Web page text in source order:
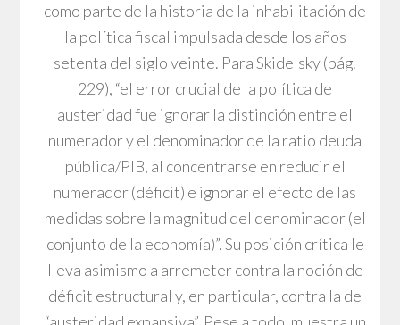
como parte de la historia de la inhabilitación de
la política fiscal impulsada desde los años
setenta del siglo veinte. Para Skidelsky (pág.
229), “el error crucial de la política de
austeridad fue ignorar la distinción entre el
numerador y el denominador de la ratio deuda
pública/PIB, al concentrarse en reducir el
numerador (déficit) e ignorar el efecto de las
medidas sobre la magnitud del denominador (el
conjunto de la economía)”. Su posición crítica le
lleva asimismo a arremeter contra la noción de
déficit estructural y, en particular, contra la de